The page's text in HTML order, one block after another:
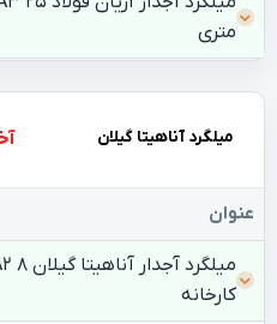
متری
میلگرد آناهیتا گیلان
عنوان
کارخانه